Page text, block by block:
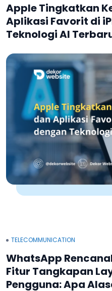
Apple Tingkatkan
Aplikasi Favorit di
Teknologi AI
TELECOMMUNICATION
WhatsApp
Fitur Tangkapan
Pengguna: Apa